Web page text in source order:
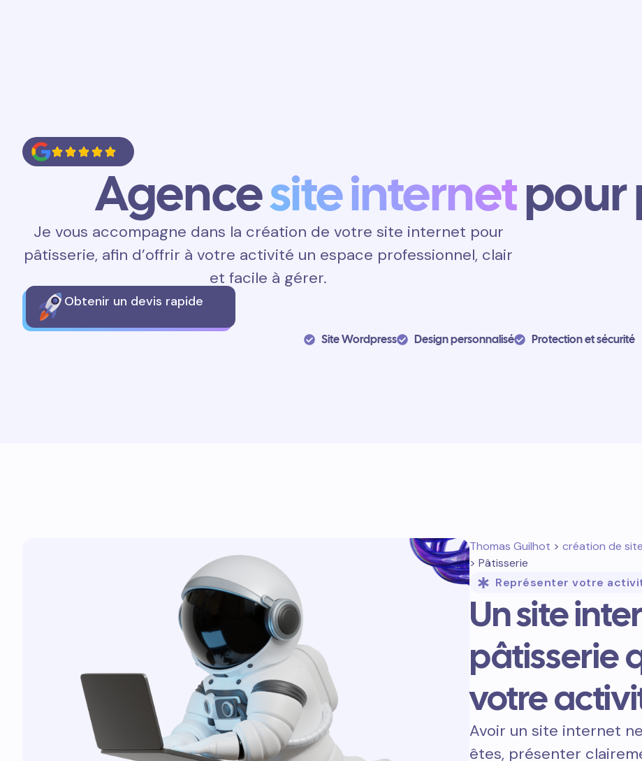
Agencesite internetpour
Je vous accompagne dans la création de votre site internet pour
pâtisserie, afin d’offrir à votre activité un espace professionnel, clair
et facile à gérer.
Obtenir un devis rapide
Site Wordpress Design personnalisé Protection et sécurité
Thomas Guilhot > création de
> Pâtisserie
Représenter votre
Un site
pâtisserie
votre
Avoir un site internet
êtes, présenter